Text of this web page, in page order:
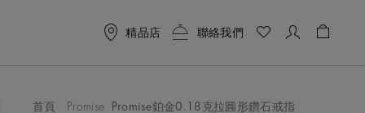
精品店 聯絡我們
首頁 Promise Promise鉑金0.18克拉圓形鑽石戒指